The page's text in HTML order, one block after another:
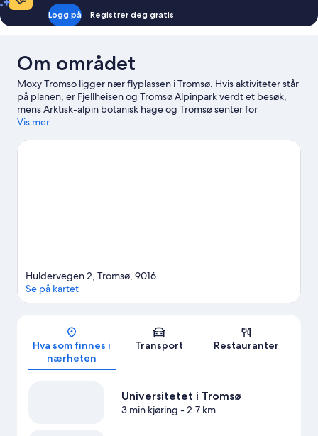
Logg på Registrer deg gratis
Om området
Moxy Tromso ligger nær flyplassen i Tromsø. Hvis aktiviteter står
på planen, er Fjellheisen og Tromsø Alpinpark verdt et besøk,
mens Arktisk-alpin botanisk hage og Tromsø senter for
samtidskunst er noen av attraksjonene i området. Tromsø
besøk. Benytt også sjansen til å bli med på spennende
Vis mer
Kart
Huldervegen 2, Tromsø, 9016
Se på kartet
Hva som finnes i
nærheten
Transport Restauranter
Universitetet i Tromsø
3 min kjøring - 2.7 km